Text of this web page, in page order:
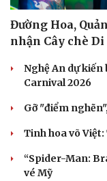
Văn học
Âm nhạc
Đường Hoa,
nhận Cây chè Di
Nghệ An dự kiến
Carnival 2026
Gỡ "điểm
Tinh hoa võ
“Spider-Man:
vé Mỹ